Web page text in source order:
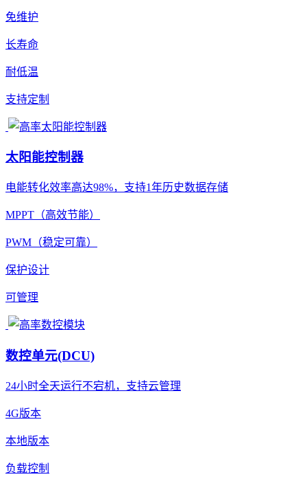
免维护
长寿命
耐低温
支持定制
太阳能控制器
电能转化效率高达98%，支持1年历史数据存储
MPPT（高效节能）
PWM（稳定可靠）
保护设计
可管理
数控单元(DCU)
24小时全天运行不宕机，支持云管理
4G版本
本地版本
负载控制